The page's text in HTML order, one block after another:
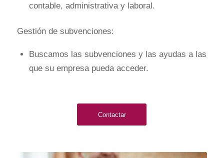
contable, administrativa y laboral.
Gestión de subvenciones:
Buscamos las subvenciones y las ayudas a las
que su empresa pueda acceder.
Contactar